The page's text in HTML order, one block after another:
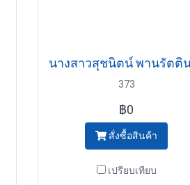
373
฿0
สั่งซื้อสินค้า
เปรียบเทียบ